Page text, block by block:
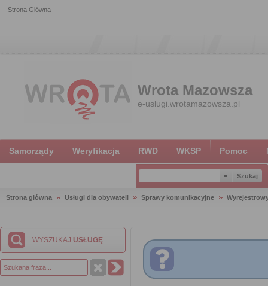
Strona Główna
Wrota Mazowsza
e-uslugi.wrotamazowsza.pl
Samorządy Weryfikacja RWD WKSP Pomoc
Strona główna Usługi dla obywateli Sprawy komunikacyjne
WYSZUKAJ USŁUGĘ